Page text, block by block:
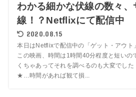
わかる細かな伏線の数々、
線！？Netflixにて配信中
2020.08.15
本日はNetflixで配信中の「ゲット・アウト
この映画、時間は1時間40分程度と短いの
くちゃあってそれを調べるのも大変でし
★…時間があれば観て損...